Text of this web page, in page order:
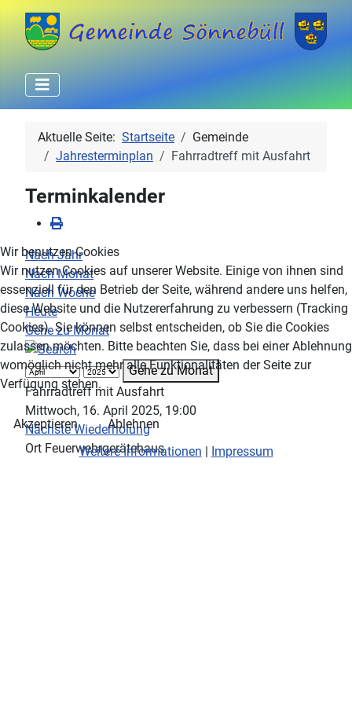
Aktuelle Seite: Startseite
Gemeinde
Jahresterminplan
Fahrradtreff mit Ausfahrt
Terminkalender
Nach Jahr
Nach Monat
Nach Woche
Heute
Gehe zu Monat
Gehe zu Monat
Fahrradtreff mit Ausfahrt
Mittwoch, 16. April 2025, 19:00
Nächste Wiederholung
Ort Feuerwehrgerätehaus
Wir benutzen Cookies
Wir nutzen Cookies auf unserer Website. Einige von ihnen sind
essenziell für den Betrieb der Seite, während andere uns helfen,
diese Website und die Nutzererfahrung zu verbessern (Tracking
Cookies). Sie können selbst entscheiden, ob Sie die Cookies
zulassen möchten. Bitte beachten Sie, dass bei einer Ablehnung
womöglich nicht mehr alle Funktionalitäten der Seite zur
Verfügung stehen.
Akzeptieren
Ablehnen
Weitere Informationen | Impressum